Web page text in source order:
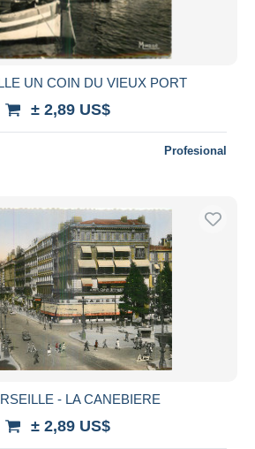
UN COIN DU VIEUX PORT
± 2,89 US$
Profesional
- LA CANEBIERE
± 2,89 US$